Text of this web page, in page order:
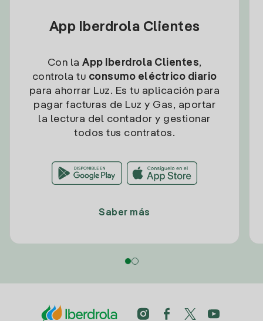
App Iberdrola Clientes
Con la App Iberdrola Clientes,
controla tu consumo eléctrico diario
para ahorrar Luz. Es tu aplicación para
pagar facturas de Luz y Gas, aportar
la lectura del contador y gestionar
todos tus contratos.
Saber más